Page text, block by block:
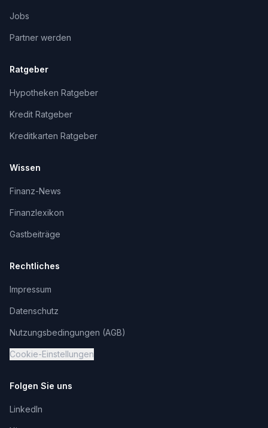
Jobs
Partner werden
Ratgeber
Hypotheken Ratgeber
Kredit Ratgeber
Kreditkarten Ratgeber
Wissen
Finanz-News
Finanzlexikon
Gastbeiträge
Rechtliches
Impressum
Datenschutz
Nutzungsbedingungen (AGB)
Cookie-Einstellungen
Folgen Sie uns
LinkedIn